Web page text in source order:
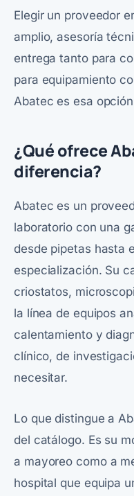
Elegir un proveedor
amplio, asesoría
entrega tanto para
para equipamiento
Abatec es esa
¿Qué ofrece
diferencia?
Abatec es un
laboratorio con una
desde pipetas hasta
especialización. Su
criostatos,
la línea de equipos
calentamiento y
clínico, de
necesitar.
Lo que distingue a
del catálogo. Es su
a mayoreo como a
hospital que equipa